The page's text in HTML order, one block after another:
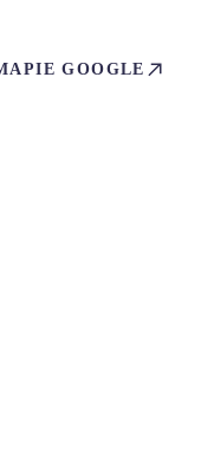
GOOGLE